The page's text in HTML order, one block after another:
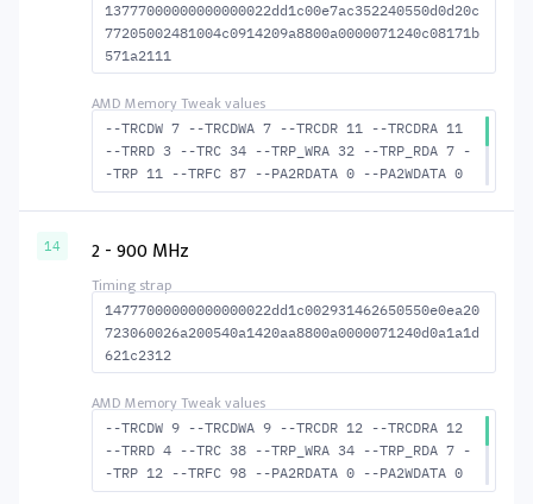
13777000000000000022dd1c00e7ac352240550d0d20c
77205002481004c0914209a8800a0000071240c08171b
571a2111
--TRCDW 7 --TRCDWA 7 --TRCDR 11 --TRCDRA 11
--TRRD 3 --TRC 34 --TRP_WRA 32 --TRP_RDA 7 -
-TRP 11 --TRFC 87 --PA2RDATA 0 --PA2WDATA 0
--TFAW 4 --TCRCRL 1 --TCRCWL 1 --TFAW32 4 --
R 27 --RAS2RAS 87 --RP 26 --WRPLUSRP 33 --BU
14 2 - 900 MHz
14777000000000000022dd1c002931462650550e0ea20
723060026a200540a1420aa8800a0000071240d0a1a1d
621c2312
--TRCDW 9 --TRCDWA 9 --TRCDR 12 --TRCDRA 12
--TRRD 4 --TRC 38 --TRP_WRA 34 --TRP_RDA 7 -
-TRP 12 --TRFC 98 --PA2RDATA 0 --PA2WDATA 0
--TFAW 6 --TCRCRL 1 --TCRCWL 2 --TFAW32 5 --